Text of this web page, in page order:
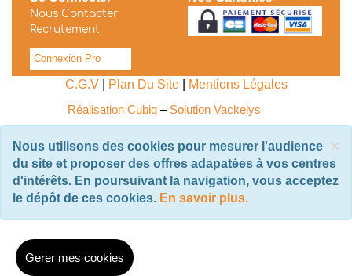
Nous Contacter
Recrutement
Connexion Pro
C.G.V| Plan Du Site|
Mentions Légales
Réalisation Cubiq – Solution Vackelys
Gerer mes cookies
×
Nous utilisons des cookies pour mesurer l'audience
du site et proposer des offres adapatées à vos centres
d'intérêts. En poursuivant la navigation, vous acceptez
le dépôt de ces cookies. En savoir plus.